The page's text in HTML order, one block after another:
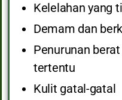
Kelelahan yang
Demam dan
Penurunan
tertentu
Kulit gatal-gatal